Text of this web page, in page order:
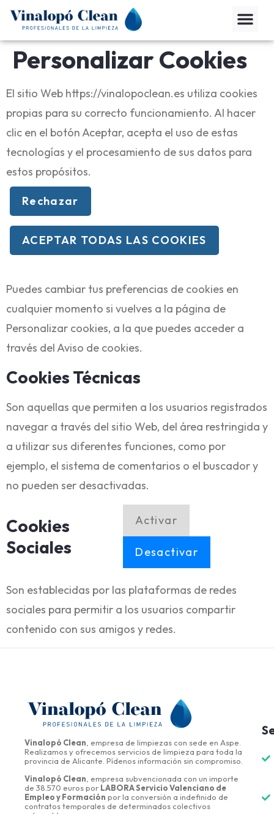
Personalizar Cookies
El sitio Web https://vinalopoclean.es utiliza cookies
propias para su correcto funcionamiento. Al hacer
clic en el botón Aceptar, acepta el uso de estas
tecnologías y el procesamiento de sus datos para
estos propósitos.
Rechazar
ACEPTAR TODAS LAS COOKIES
Puedes cambiar tus preferencias de cookies en
cualquier momento si vuelves a la página de
Personalizar cookies, a la que puedes acceder a
través del Aviso de cookies.
Cookies Técnicas
Son aquellas que permiten a los usuarios registrados
navegar a través del sitio Web, del área restringida y
a utilizar sus diferentes funciones, como por
ejemplo, el sistema de comentarios o el buscador y
no pueden ser desactivadas.
Cookies
Sociales
Activar
Desactivar
Son establecidas por las plataformas de redes
sociales para permitir a los usuarios compartir
contenido con sus amigos y redes.
Vinalopó Clean , empresa de limpiezas con sede en Aspe.
Realizamos y ofrecemos servicios de limpieza para toda la
provincia de Alicante. Pídenos información sin compromiso.
Vinalopó Clean, empresa subvencionada con un importe
de 38.570 euros por LABORA Servicio Valenciano de
Empleo y Formación por la conversión a indefinido de
contratos temporales de determinados colectivos